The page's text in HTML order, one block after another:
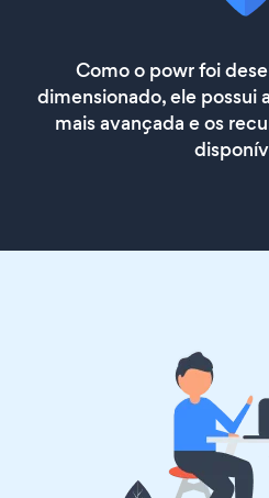
Como o powr foi
dimensionado, ele possui
mais avançada e os